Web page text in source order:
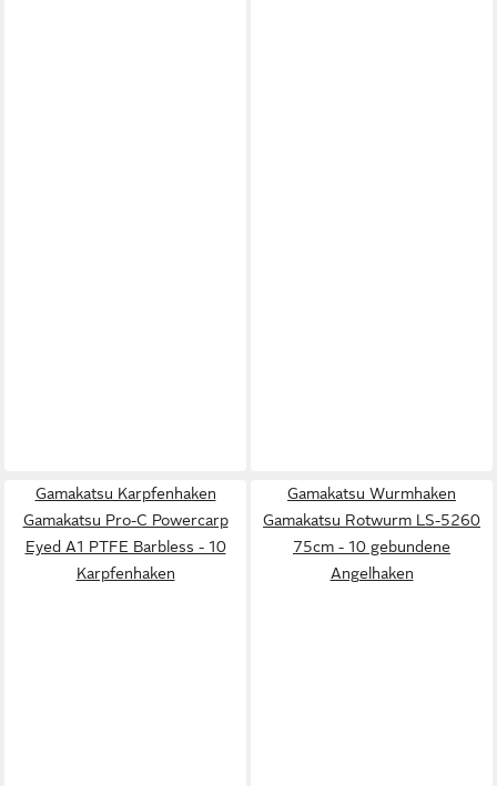
Gamakatsu Karpfenhaken
Gamakatsu Pro-C Powercarp
Eyed A1 PTFE Barbless - 10
Karpfenhaken
Gamakatsu Wurmhaken
Gamakatsu Rotwurm LS-5260
75cm - 10 gebundene
Angelhaken